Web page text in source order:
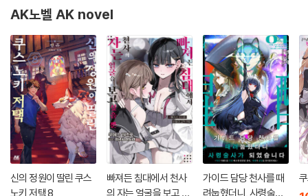
AK노벨 AK novel
신의 정원이 딸린 쿠스
노키 저택 8
빠져든 침대에서 천사
의 자는 얼굴을 보고 싶
가이드 담당 천사를 때
려눕혔더니, 사령술사